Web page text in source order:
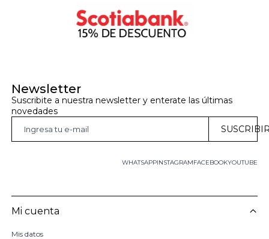
Newsletter
Suscribite a nuestra newsletter y enterate las últimas
novedades
WHATSAPP FACEBOOKYOUTUBE
INSTAGRAM
Mi cuenta
Mis datos